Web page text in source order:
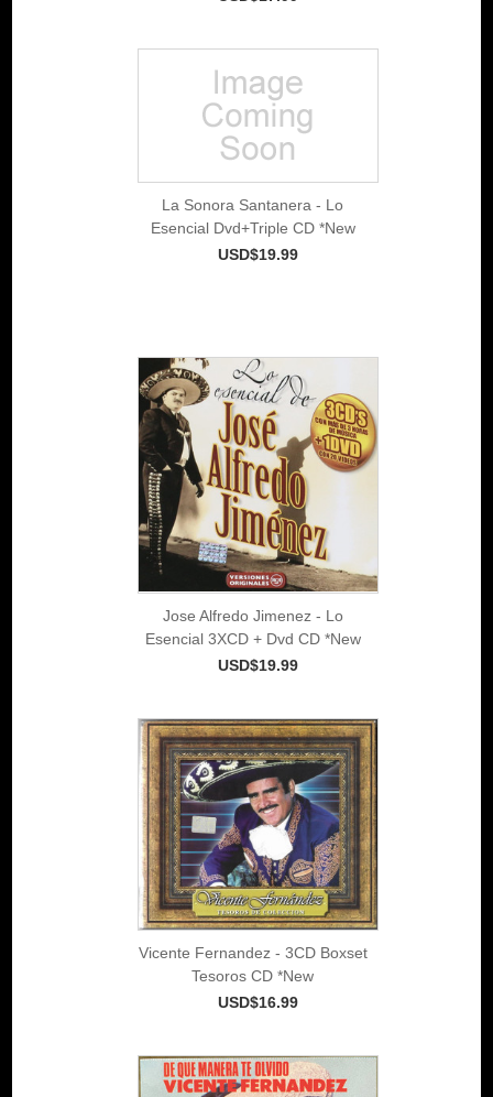
La Sonora Santanera - Lo
Esencial Dvd+Triple CD *New
USD$19.99
Jose Alfredo Jimenez - Lo
Esencial 3XCD + Dvd CD *New
USD$19.99
Vicente Fernandez - 3CD Boxset
Tesoros CD *New
USD$16.99